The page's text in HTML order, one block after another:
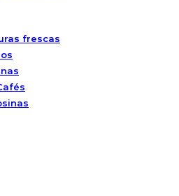
frescas